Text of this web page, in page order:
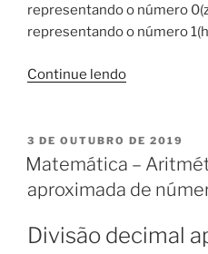
representando o número
representando o número
Continue lendo“Matemática
dos
conjuntos.”
PUBLICADO
EM
3 DE OUTUBRO DE 2019
Matemática –
aproximada de
Divisão decimal